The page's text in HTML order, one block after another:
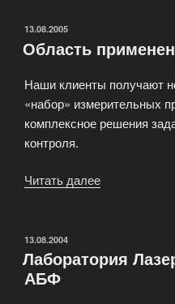
маркер
на
15%»
ОПУБЛИКОВАНО
13.08.2005
Область
Наши клиенты получают
«набор» измерительных
комплексное решения
контроля.
Читать далее
ОПУБЛИКОВАНО
13.08.2004
Лаборатория
АБФ